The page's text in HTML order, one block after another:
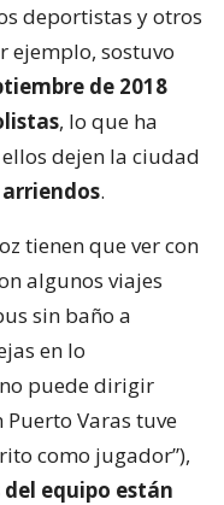
deportistas y otros
ejemplo, sostuvo
de 2018
, lo que ha
dejen la ciudad
.
tienen que ver con
algunos viajes
sin baño a
en lo
puede dirigir
Varas tuve
como jugador”),
equipo están